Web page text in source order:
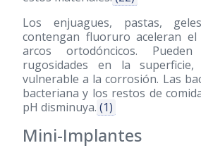
Los enjuagues, pastas,
contengan fluoruro aceleran
arcos ortodóncicos.
rugosidades en la superficie,
vulnerable a la corrosión. Las
bacteriana y los restos de
pH disminuya. (1)
Mini-Implantes